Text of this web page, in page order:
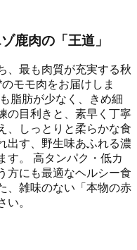
鹿肉の「王道」
、最も肉質が充実する秋
モモ肉をお届けしま
脂肪が少なく、きめ細
の目利きと、素早く丁寧
、しっとりと柔らかな食
出す、野生味あふれる濃
す。 高タンパク・低カ
方にも最適なヘルシー食
、雑味のない「本物の赤
い。